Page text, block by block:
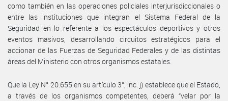
como también en las operaciones policiales interjurisdiccionales o
entre las instituciones que integran el Sistema Federal de la
Seguridad en lo referente a los espectáculos deportivos y otros
eventos masivos, desarrollando circuitos estratégicos para el
accionar de las Fuerzas de Seguridad Federales y de las distintas
áreas del Ministerio con otros organismos estatales.
Que la Ley N° 20.655 en su artículo 3°, inc. j) establece que el Estado,
a través de los organismos competentes, deberá “velar por la